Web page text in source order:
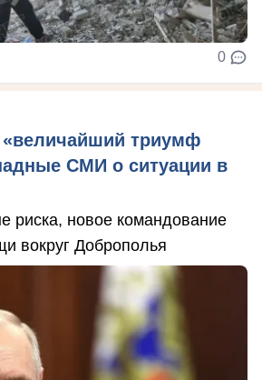
0
триумф
СМИ о ситуации в
риска, новое командование
вокруг Доброполья